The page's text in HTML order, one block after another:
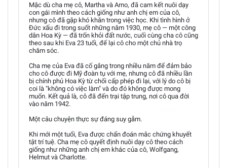
Mặc dù cha mẹ cô, Martha và Arno, đã cam kết nuôi dạy
con gái mình theo cách giống như anh chị em của cô,
nhưng cô đã gặp khó khăn trong việc học. Khi tình hình ở
Đức xấu đi trong suốt những năm 1930, mẹ cô — một công
dân Hoa Kỳ — đã trốn khỏi đất nước, cuối cùng cha cô cũng
theo sau khi Eva 23 tuổi, để lại cô cho một chủ nhà trọ
chăm sóc.
Cha mẹ của Eva đã cố gắng trong nhiều năm để đảm bảo
cho cô được đi Mỹ đoàn tụ với mẹ, nhưng cô đã nhiều lần
bị chính phủ Hoa Kỳ từ chối cấp phép đi lại, với lý do cô bị
coi là "không có việc làm" và do đó không được mong
muốn. Kết quả là, cô đã đến trại tập trung, nơi cô qua đời
vào năm 1942.
Một câu chuyện thực sự đáng suy gẫm.
Khi mới một tuổi, Eva được chẩn đoán mắc chứng khuyết
tật trí tuệ. Cha mẹ cô quyết định nuôi dạy cô theo cách
giống như những anh chị em khác của cô, Wolfgang,
Helmut và Charlotte.